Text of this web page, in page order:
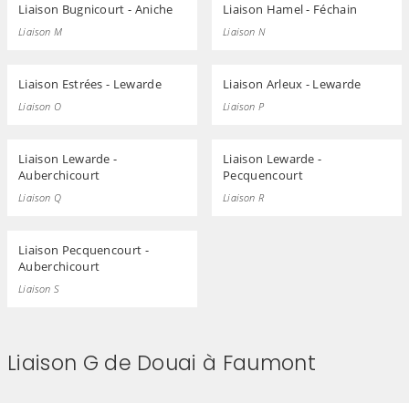
Liaison Bugnicourt - Aniche
Liaison M
Liaison Hamel - Féchain
Liaison N
Liaison Estrées - Lewarde
Liaison O
Liaison Arleux - Lewarde
Liaison P
Liaison Lewarde -
Auberchicourt
Liaison Q
Liaison Lewarde -
Pecquencourt
Liaison R
Liaison Pecquencourt -
Auberchicourt
Liaison S
Liaison G de Douai à Faumont